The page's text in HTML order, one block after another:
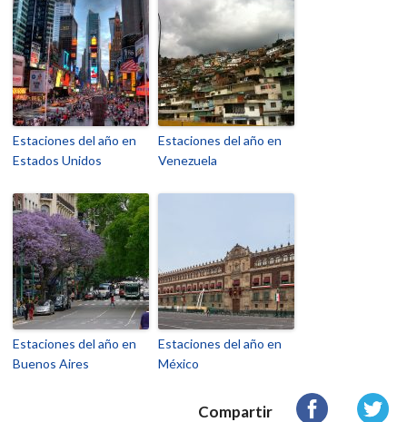
Estaciones del año en
Estados Unidos
Estaciones del año en
Venezuela
Estaciones del año en
Buenos Aires
Estaciones del año en
México
Compartir